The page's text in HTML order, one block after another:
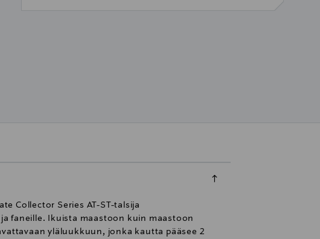
Collector Series AT-ST-talsija
faneille. Ikuista maastoon kuin maastoon
yläluukkuun, jonka kautta pääsee 2